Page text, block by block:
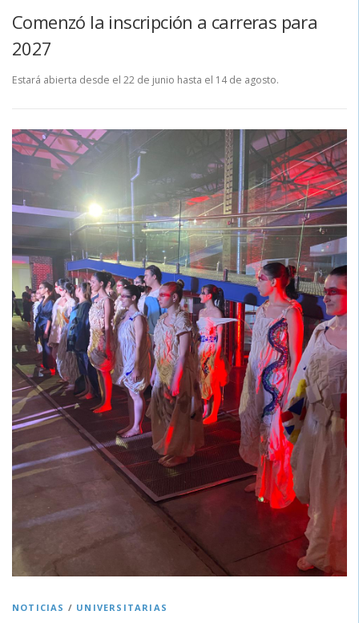
Comenzó la inscripción a carreras para
2027
Estará abierta desde el 22 de junio hasta el 14 de agosto.
NOTICIAS / UNIVERSITARIAS